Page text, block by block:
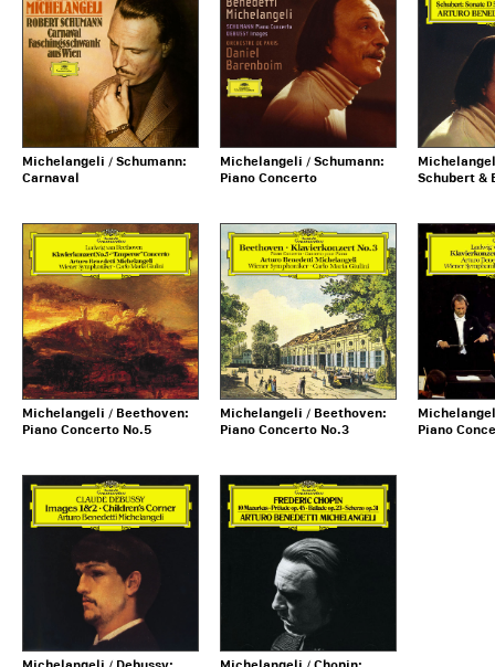
Michelangeli / Schumann:
Carnaval
Michelangeli / Schumann:
Piano Concerto
Schubert &
Michelangeli / Beethoven:
Piano Concerto No.5
Michelangeli / Beethoven:
Piano Concerto No.3
Piano